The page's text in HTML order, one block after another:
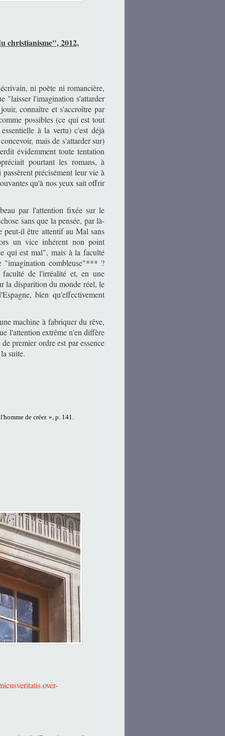
christianisme", 2012,
ni poète ni romancière,
"laisser l'imagination s'attarder
connaître et s'accroître par
possibles (ce qui est tout
à la vertu) c'est déjà
mais de s'attarder sur)
évidemment toute tentation
pourtant les romans, à
précisément leur vie à
qu'à nos yeux sait offrir
par l'attention fixée sur le
sans que la pensée, par là-
peut-il être attentif au Mal sans
un vice inhérent non point
qui est mal", mais à la faculté
"imagination combleuse"*** ?
de l'irréalité et, en une
la disparition du monde réel, le
bien qu'effectivement
machine à fabriquer du rêve,
l'attention extrême n'en diffère
premier ordre est par essence
suite.
de créer. », p. 141.